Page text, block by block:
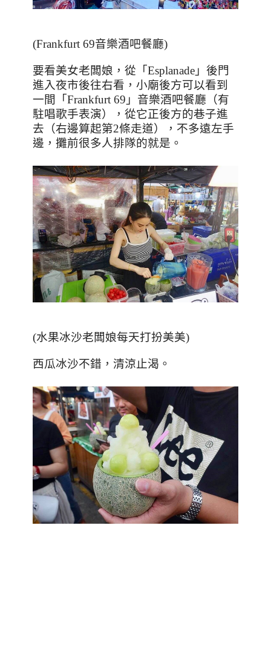
(Frankfurt 69音樂酒吧餐廳)
要看美女老闆娘，從「 Esplanade 」後門
進入夜市後往右看，小廟後方可以看到
一間「 Frankfurt 69 」音樂酒吧餐廳（有
駐唱歌手表演），從它正後方的巷子進
去（右邊算起第2條走道），不多遠左手
邊，攤前很多人排隊的就是。
(水果冰沙老闆娘每天打扮美美)
西瓜冰沙不錯，清涼止渴。